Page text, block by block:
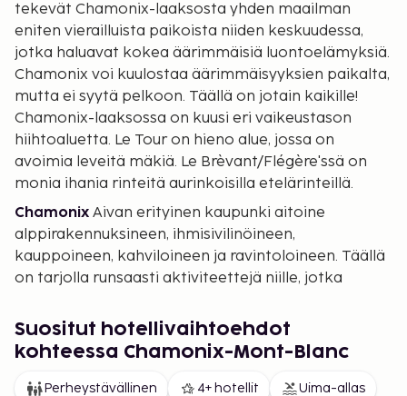
tekevät Chamonix-laaksosta yhden maailman
eniten vierailluista paikoista niiden keskuudessa,
jotka haluavat kokea äärimmäisiä luontoelämyksiä.
Chamonix voi kuulostaa äärimmäisyyksien paikalta,
mutta ei syytä pelkoon. Täällä on jotain kaikille!
Chamonix-laaksossa on kuusi eri vaikeustason
hiihtoaluetta. Le Tour on hieno alue, jossa on
avoimia leveitä mäkiä. Le Brèvant/Flégère'ssä on
monia ihania rinteitä aurinkoisilla etelärinteillä.
Chamonix Aivan erityinen kaupunki aitoine
alppirakennuksineen, ihmisivilinöineen,
kauppoineen, kahviloineen ja ravintoloineen. Täällä
on tarjolla runsaasti aktiviteettejä niille, jotka
Esim. varjoliitoa tai jääkiipeilyä. Voit myös viettää
päivän rennosti shoppaillen tai hienossa kylpylässä.
kokemuksia rikkaampana ja hymy huulilla".
Suositut hotellivaihtoehdot
kohteessa Chamonix-Mont-Blanc
Perheystävällinen 4+ hotellit Uima-allas